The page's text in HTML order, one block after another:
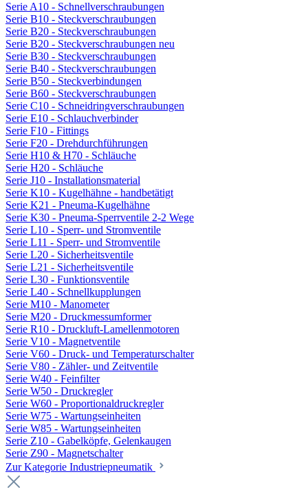
Serie A10 - Schnellverschraubungen
Serie B10 - Steckverschraubungen
Serie B20 - Steckverschraubungen
Serie B20 - Steckverschraubungen neu
Serie B30 - Steckverschraubungen
Serie B40 - Steckverschraubungen
Serie B50 - Steckverbindungen
Serie B60 - Steckverschraubungen
Serie C10 - Schneidringverschraubungen
Serie E10 - Schlauchverbinder
Serie F10 - Fittings
Serie F20 - Drehdurchführungen
Serie H10 & H70 - Schläuche
Serie H20 - Schläuche
Serie J10 - Installationsmaterial
Serie K10 - Kugelhähne - handbetätigt
Serie K21 - Pneuma-Kugelhähne
Serie K30 - Pneuma-Sperrventile 2-2 Wege
Serie L10 - Sperr- und Stromventile
Serie L11 - Sperr- und Stromventile
Serie L20 - Sicherheitsventile
Serie L21 - Sicherheitsventile
Serie L30 - Funktionsventile
Serie L40 - Schnellkupplungen
Serie M10 - Manometer
Serie M20 - Druckmessumformer
Serie R10 - Druckluft-Lamellenmotoren
Serie V10 - Magnetventile
Serie V60 - Druck- und Temperaturschalter
Serie V80 - Zähler- und Zeitventile
Serie W40 - Feinfilter
Serie W50 - Druckregler
Serie W60 - Proportionaldruckregler
Serie W75 - Wartungseinheiten
Serie W85 - Wartungseinheiten
Serie Z10 - Gabelköpfe, Gelenkaugen
Serie Z90 - Magnetschalter
Zur Kategorie Industriepneumatik